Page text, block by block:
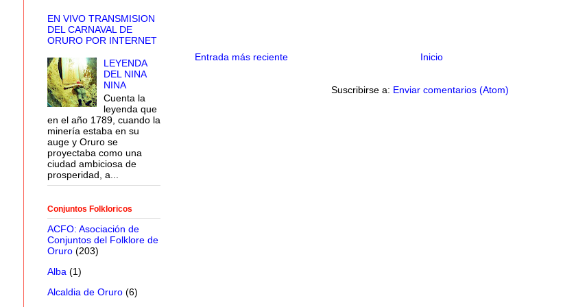
Entrada más reciente Inicio
Suscribirse a: Enviar comentarios (Atom)
EN VIVO TRANSMISION
DEL CARNAVAL DE
ORURO POR INTERNET
LEYENDA
DEL NINA
NINA
Cuenta la
leyenda que
en el año 1789, cuando la
minería estaba en su
auge y Oruro se
proyectaba como una
ciudad ambiciosa de
prosperidad, a...
Conjuntos Folkloricos
ACFO: Asociación de
Conjuntos del Folklore de
Oruro (203)
Alba (1)
Alcaldia de Oruro (6)